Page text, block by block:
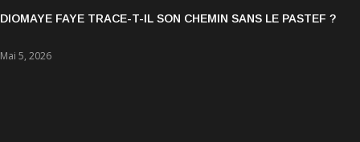
DIOMAYE FAYE TRACE-T-IL SON CHEMIN SANS LE PASTEF ?
Mai 5, 2026